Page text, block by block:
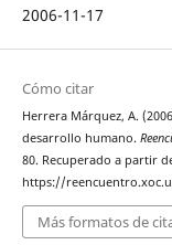
2006-11-17
Cómo citar
Herrera Márquez, A.
desarrollo humano.
80. Recuperado a partir
https://
Más formatos de